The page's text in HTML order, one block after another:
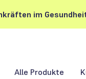
im
Alle Produkte